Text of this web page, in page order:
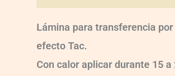
Lámina para transferencia
efecto Tac.
Con calor aplicar durante 15